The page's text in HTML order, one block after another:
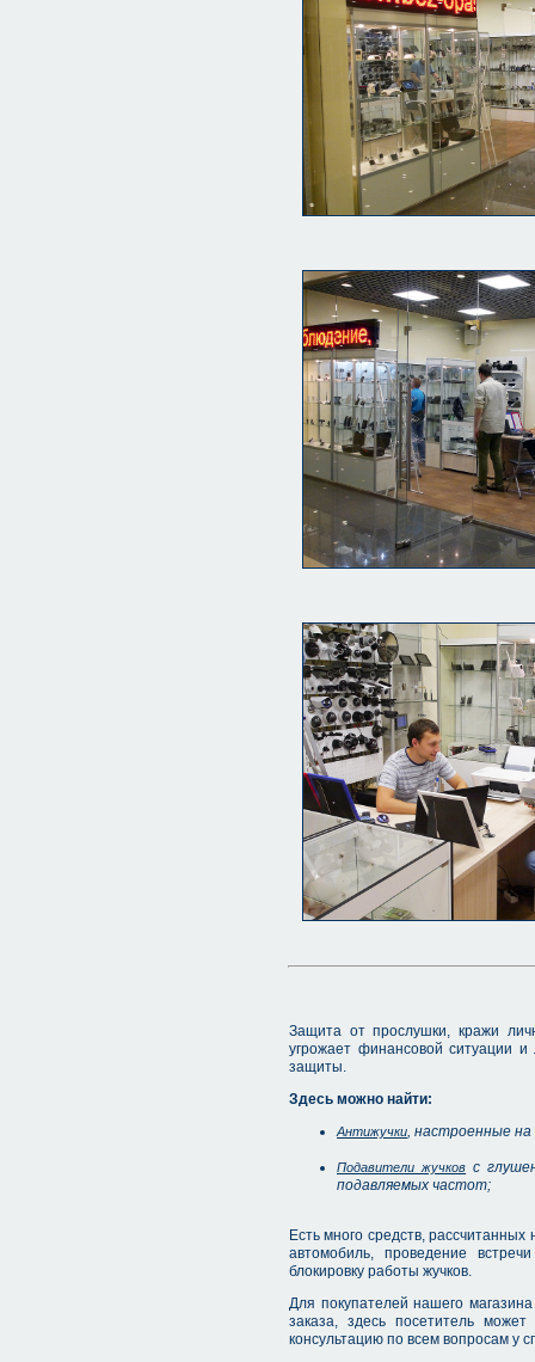
Защита от прослушки, кражи
угрожает финансовой ситуации
защиты.
Здесь можно найти:
Антижучки, настроенные на
Подавители жучков с
подавляемых частот;
Есть много средств,
автомобиль, проведение
блокировку работы жучков.
Для покупателей нашего
заказа, здесь посетитель
консультацию по всем вопросам у